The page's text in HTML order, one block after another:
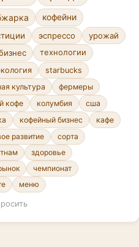
кофейни
эспрессо
урожай
технологии
starbucks
культура
фермеры
кофе колумбия
сша
кофейный бизнес
кафе
развитие
сорта
здоровье
чемпионат
меню